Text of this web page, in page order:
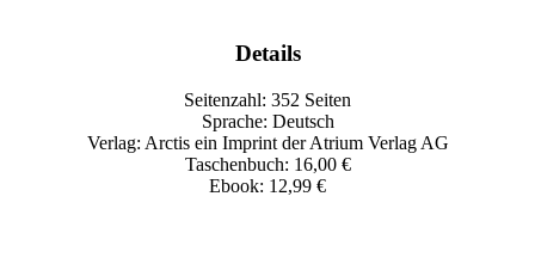
Details
Seitenzahl: 352 Seiten
Sprache: Deutsch
Verlag: Arctis ein Imprint der Atrium Verlag AG
Taschenbuch: 16,00 €
Ebook: 12,99 €